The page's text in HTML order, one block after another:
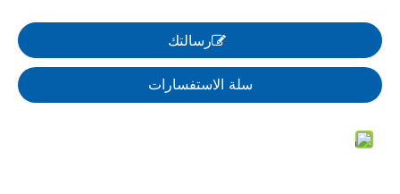
رسالتك
سلة الاستفسارات